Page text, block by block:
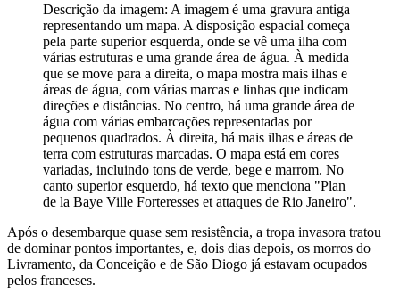
Descrição da imagem: A imagem é uma gravura antiga
representando um mapa. A disposição espacial começa
pela parte superior esquerda, onde se vê uma ilha com
várias estruturas e uma grande área de água. À medida
que se move para a direita, o mapa mostra mais ilhas e
áreas de água, com várias marcas e linhas que indicam
direções e distâncias. No centro, há uma grande área de
água com várias embarcações representadas por
pequenos quadrados. À direita, há mais ilhas e áreas de
terra com estruturas marcadas. O mapa está em cores
variadas, incluindo tons de verde, bege e marrom. No
canto superior esquerdo, há texto que menciona "Plan
de la Baye Ville Forteresses et attaques de Rio Janeiro".
Após o desembarque quase sem resistência, a tropa invasora tratou
de dominar pontos importantes, e, dois dias depois, os morros do
Livramento, da Conceição e de São Diogo já estavam ocupados
pelos franceses.